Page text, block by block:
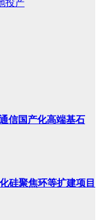
投产
信国产化高端基石
硅聚焦环等扩建项目